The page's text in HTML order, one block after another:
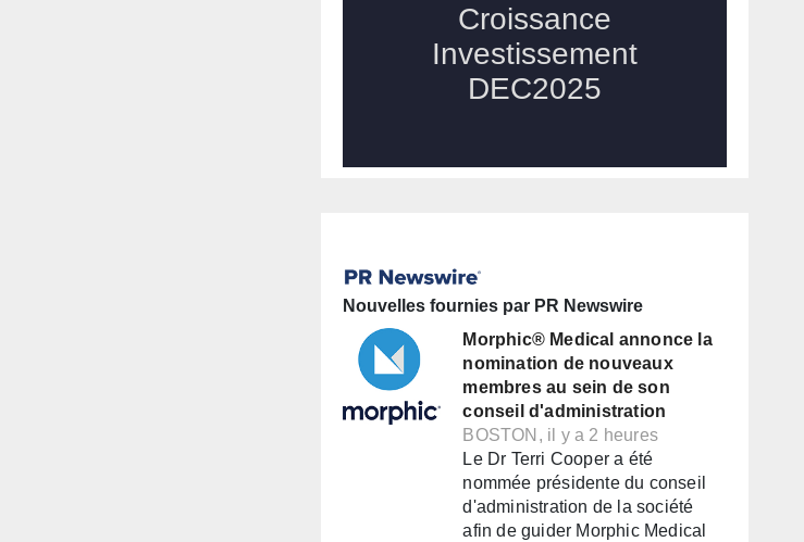
Nouvelles fournies par PR Newswire
Morphic® Medical annonce la
nomination de nouveaux
membres au sein de son
conseil d'administration
BOSTON, il y a 2 heures
Le Dr Terri Cooper a été
nommée présidente du conseil
d'administration de la société
afin de guider Morphic Medical